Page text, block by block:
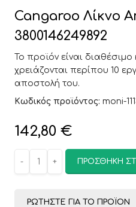
Cangaroo Λίκνο
3800146249892
Το προϊόν είναι
χρειάζονται περίπου 10
αποστολή του.
Κωδικός προϊόντος: moni-
142,80 €
ΠΡΟΣΘΉΚΗ
ΡΩΤΉΣΤΕ ΓΙΑ ΤΟ ΠΡΟΪΌΝ